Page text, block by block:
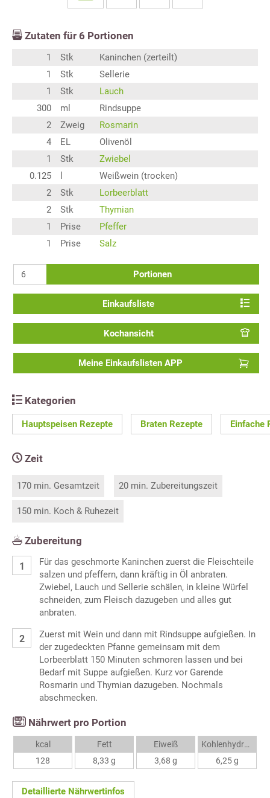
Zutaten für 6 Portionen
1 Stk
Kaninchen (zerteilt)
1
Stk
Sellerie
1
Stk
Lauch
300
ml
Rindsuppe
2
Zweig
Rosmarin
4
EL
Olivenöl
1
Stk
Zwiebel
0.125
Weißwein (trocken)
2
Stk
Lorbeerblatt
2
Stk
Thymian
1
Prise
Pfeffer
1
Prise Salz
Portionen
Einkaufsliste
Kochansicht
Meine Einkaufslisten APP
Kategorien
Hauptspeisen Rezepte Braten Rezepte Einfache
Zeit
170 min. Gesamtzeit 20 min. Zubereitungszeit
150 min. Koch & Ruhezeit
Zubereitung
Für das geschmorte Kaninchen zuerst die Fleischteile
salzen und pfeffern, dann kräftig in Öl anbraten.
Zwiebel, Lauch und Sellerie schälen, in kleine Würfel
schneiden, zum Fleisch dazugeben und alles gut
anbraten.
Zuerst mit Wein und dann mit Rindsuppe aufgießen. In
der zugedeckten Pfanne gemeinsam mit dem
Lorbeerblatt 150 Minuten schmoren lassen und bei
Bedarf mit Suppe aufgießen. Kurz vor Garende
Rosmarin und Thymian dazugeben. Nochmals
abschmecken.
Nährwert pro Portion
kcal
128
Fett
8,33 g
Eiweiß
3,68 g
Kohlenhydrate
6,25 g
Detaillierte Nährwertinfos